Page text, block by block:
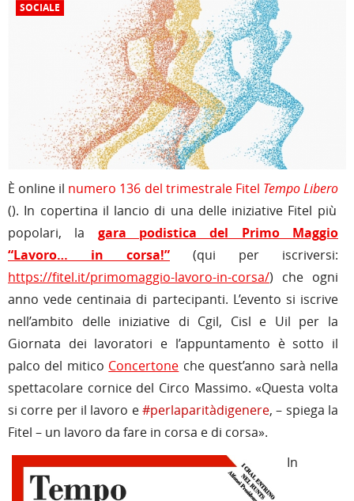
SOCIALE
È online il numero 136 del trimestrale Fitel Tempo Libero
(). In copertina il lancio di una delle iniziative Fitel più
popolari, la gara podistica del Primo Maggio
“Lavoro… in corsa!” (qui per iscriversi:
https://fitel.it/primomaggio-lavoro-in-corsa/) che ogni
anno vede centinaia di partecipanti. L’evento si iscrive
nell’ambito delle iniziative di Cgil, Cisl e Uil per la
Giornata dei lavoratori e l’appuntamento è sotto il
palco del mitico Concertone che quest’anno sarà nella
spettacolare cornice del Circo Massimo. «Questa volta
si corre per il lavoro e#perlaparitàdigenere, – spiega la
Fitel – un lavoro da fare in corsa e di corsa».
In